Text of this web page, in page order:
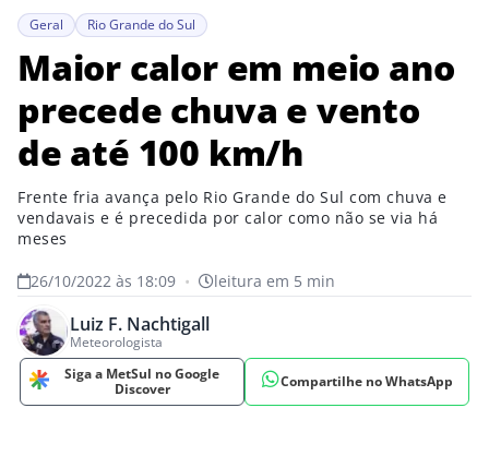
Geral Rio Grande do Sul
Maior calor em meio ano
precede chuva e vento
de até 100 km/h
Frente fria avança pelo Rio Grande do Sul com chuva e
vendavais e é precedida por calor como não se via há
meses
26/10/2022 às 18:09 • leitura em 5 min
Luiz F. Nachtigall
Meteorologista
Siga a MetSul no Google
Discover
Compartilhe no WhatsApp